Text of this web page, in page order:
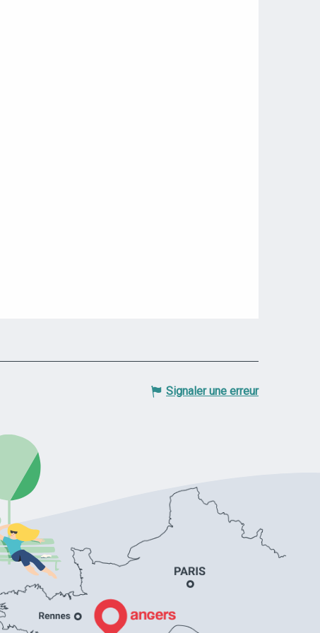
Signaler une erreur